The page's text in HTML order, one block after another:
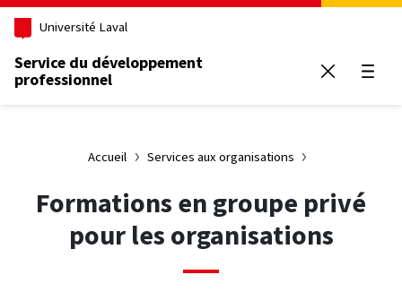
Aller au contenu principal
Université Laval
Service du développement
professionnel
Accueil Services aux organisations
Formations en groupe privé
pour les organisations